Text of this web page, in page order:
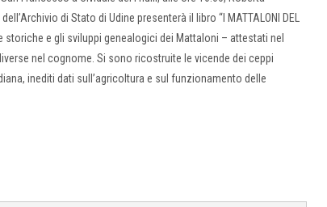
di Stato di Udine presenterà il libro “I MATTALONI DEL
storiche e gli sviluppi genealogici dei Mattaloni – attestati nel
nel cognome. Si sono ricostruite le vicende dei ceppi
inediti dati sull’agricoltura e sul funzionamento delle